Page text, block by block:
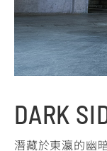
YZF-R3
251~549
150
NMAX
150
150
DARK
潛藏於東瀛的幽